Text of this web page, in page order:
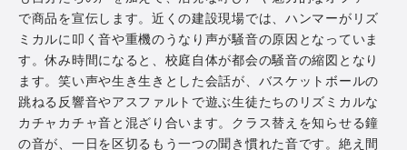
で商品を宣伝します。近くの建設現場では、ハンマーがリズ
ミカルに叩く音や重機のうなり声が騒音の原因となっていま
す。休み時間になると、校庭自体が都会の騒音の縮図となり
ます。笑い声や生き生きとした会話が、バスケットボールの
跳ねる反響音やアスファルトで遊ぶ生徒たちのリズミカルな
カチャカチャ音と混ざり合います。クラス替えを知らせる鐘
の音が、一日を区切るもう一つの聞き慣れた音です。絶え間